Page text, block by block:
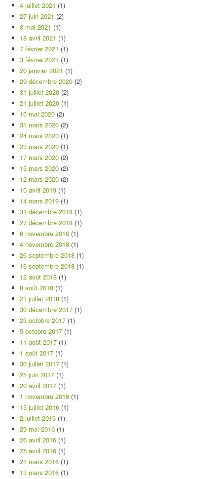
4 juillet 2021 (1)
27 juin 2021 (2)
3 mai 2021 (1)
18 avril 2021 (1)
7 février 2021 (1)
3 février 2021 (1)
20 janvier 2021 (1)
29 décembre 2020 (2)
31 juillet 2020 (2)
21 juillet 2020 (1)
16 mai 2020 (2)
31 mars 2020 (2)
24 mars 2020 (1)
23 mars 2020 (1)
17 mars 2020 (2)
15 mars 2020 (2)
12 mars 2020 (2)
10 avril 2019 (1)
14 mars 2019 (1)
31 décembre 2018 (1)
27 décembre 2018 (1)
6 novembre 2018 (1)
4 novembre 2018 (1)
26 septembre 2018 (1)
16 septembre 2018 (1)
12 août 2018 (1)
8 août 2018 (1)
21 juillet 2018 (1)
30 décembre 2017 (1)
23 octobre 2017 (1)
5 octobre 2017 (1)
11 août 2017 (1)
1 août 2017 (1)
30 juillet 2017 (1)
25 juin 2017 (1)
20 avril 2017 (1)
1 novembre 2016 (1)
15 juillet 2016 (1)
2 juillet 2016 (1)
29 mai 2016 (1)
26 avril 2016 (1)
25 avril 2016 (1)
21 mars 2016 (1)
13 mars 2016 (1)